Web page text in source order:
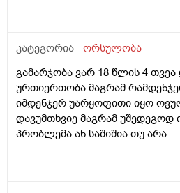
კატეგორია - ორსულობა
გამარჯობა ვარ 18 წლის 4
ურთიერთობა მაგრამ
იმდენჯერ უარყოფითი იყო
დავუმთხვიე მაგრამ უშედეგოდ
პრობლემა ან საშიშია თუ არა